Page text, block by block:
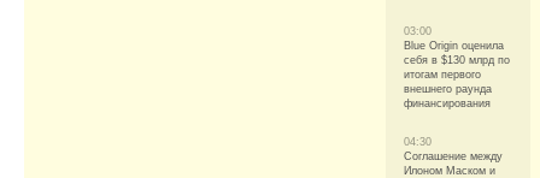
03:00
Blue Origin оценила
себя в $130 млрд по
итогам первого
внешнего раунда
финансирования
04:30
Соглашение между
Илоном Маском и